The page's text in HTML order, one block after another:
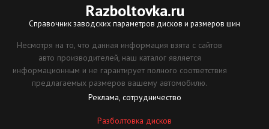
Razboltovka.ru
Справочник заводских параметров дисков и размеров шин
Несмотря на то, что данная информация взята с сайтов
авто производителей, наш каталог является
информационным и не гарантирует полного соответствия
предлагаемых размеров вашему автомобилю.
Реклама, сотрудничество
Разболтовка дисков